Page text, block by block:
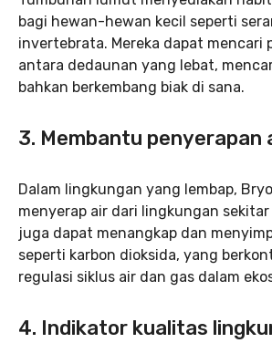
bagi hewan-hewan kecil seperti
invertebrata. Mereka dapat mencari
antara dedaunan yang lebat,
bahkan berkembang biak di sana.
3. Membantu penyerapan
Dalam lingkungan yang lembap,
menyerap air dari lingkungan sekitar
juga dapat menangkap dan
seperti karbon dioksida, yang
regulasi siklus air dan gas dalam
4. Indikator kualitas